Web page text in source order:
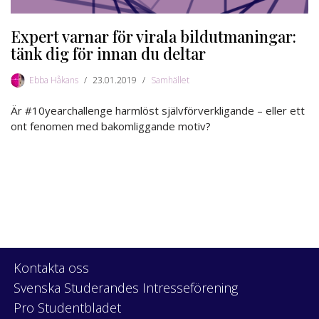
Expert varnar för virala bildutmaningar:
tänk dig för innan du deltar
Ebba Håkans 23.01.2019 Samhället
Är #10yearchallenge harmlöst självförverkligande – eller ett
ont fenomen med bakomliggande motiv?
Kontakta oss
Svenska Studerandes Intresseförening
Pro Studentbladet